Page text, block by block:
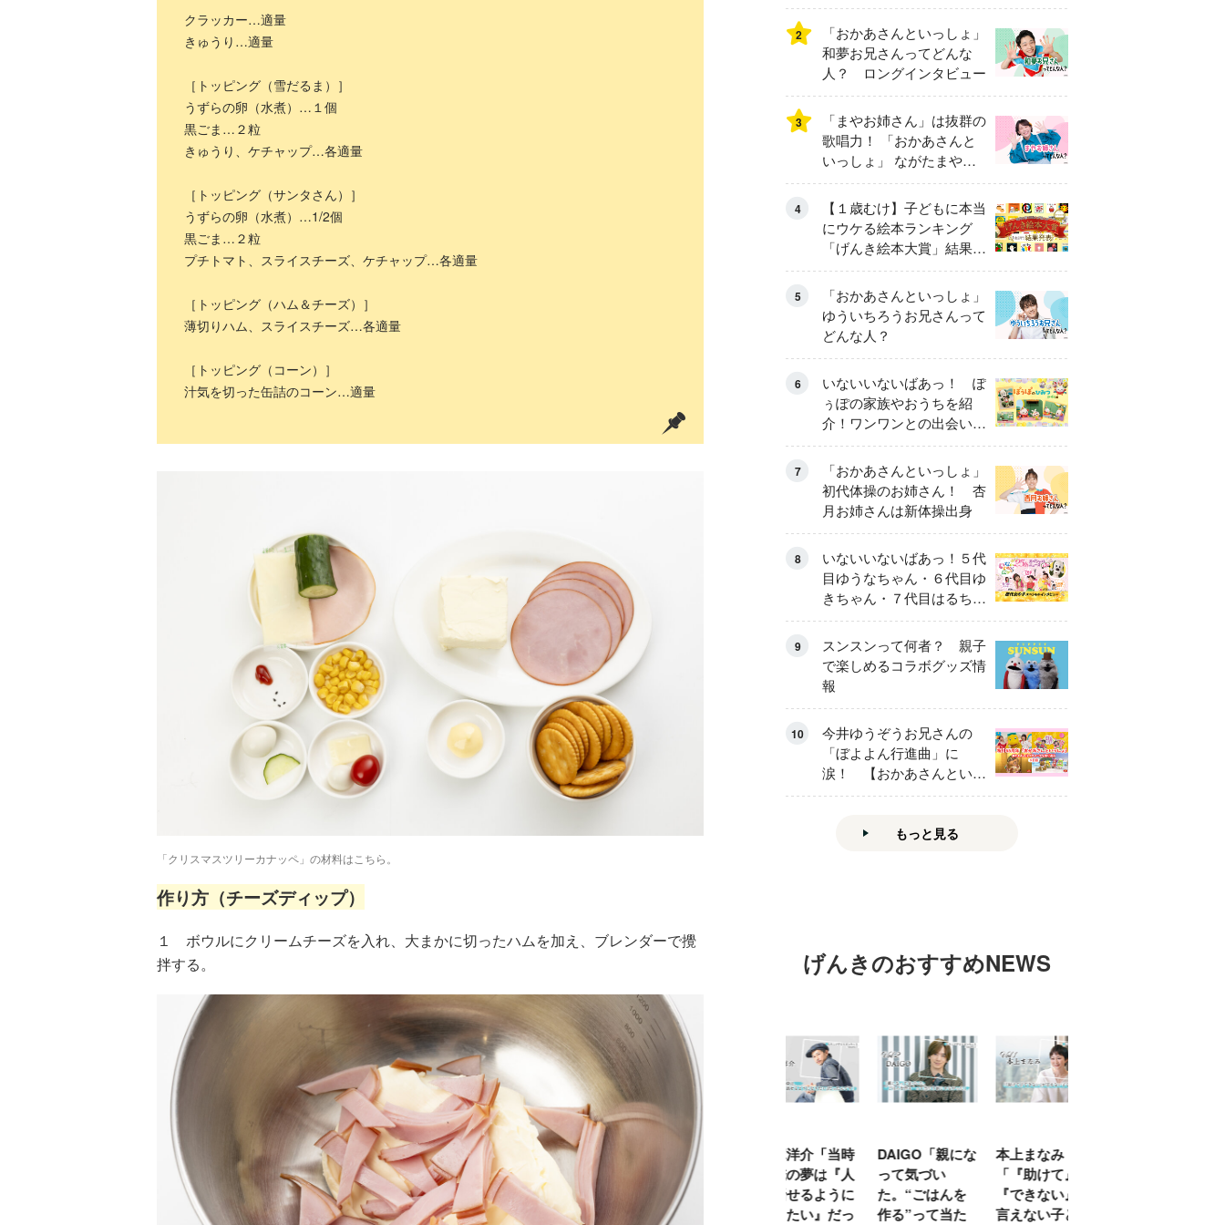
クラッカー…適量
きゅうり…適量
［トッピング（雪だるま）］
うずらの卵（水煮）…１個
黒ごま…２粒
きゅうり、ケチャップ…各適量
［トッピング（サンタさん）］
うずらの卵（水煮）…1/2個
黒ごま…２粒
プチトマト、スライスチーズ、ケチャップ…各適量
［トッピング（ハム＆チーズ）］
薄切りハム、スライスチーズ…各適量
［トッピング（コーン）］
汁気を切った缶詰のコーン…適量
「クリスマスツリーカナッペ」の材料はこちら。
作り方（チーズディップ）
１ ボウルにクリームチーズを入れ、大まかに切ったハムを加え、ブレンダーで攪
拌する。
2
「おかあさんといっしょ」
和夢お兄さんってどんな
人？ ロングインタビュー
3
「まやお姉さん」は抜群の
歌唱力！ 「おかあさんと
いっしょ」 ながたまやさ
んってどんな人？
4
【１歳むけ】子どもに本当
にウケる絵本ランキング
「げんき絵本大賞」結果発
表
5
「おかあさんといっしょ」
ゆういちろうお兄さんって
どんな人？
6
いないいないばあっ！ ぽ
ぅぽの家族やおうちを紹
介！ワンワンとの出会いの
瞬間も
7
「おかあさんといっしょ」
初代体操のお姉さん！ 杏
月お姉さんは新体操出身
8
いないいないばあっ！５代
目ゆうなちゃん・６代目ゆ
きちゃん・７代目はるちゃ
ん スペシャルインタビュ
ー
9
スンスンって何者？ 親子
で楽しめるコラボグッズ情
報
10
今井ゆうぞうお兄さんの
「ぼよよん行進曲」に
涙！ 【おかあさんといっ
しょ65周年特別番組】
もっと見る
げんきのおすすめNEWS
横山だいすけ
「僕は『歌が好
きな子』だった
けど『歌がうま
元体操のお兄さ
ん小林よしひさ
「小３で観たあ
の人の映画が人
TBSアナ井上貴
博「アナウンサ
ーになろうと思
ったことは一度
ひろゆき「『自
分はこれが得意
だ』という“思
い込み”は重
長谷川あかり
「料理家になる
片鱗なんて一ミ
リもなかった」
窪塚洋介「当時
の俺の夢は『人
と話せるように
なりたい』だっ
DAIGO「親にな
って気づい
た。“ごはんを
作る”って当た
本上まなみ
「『助けて』
『できない』が
言えない子ども